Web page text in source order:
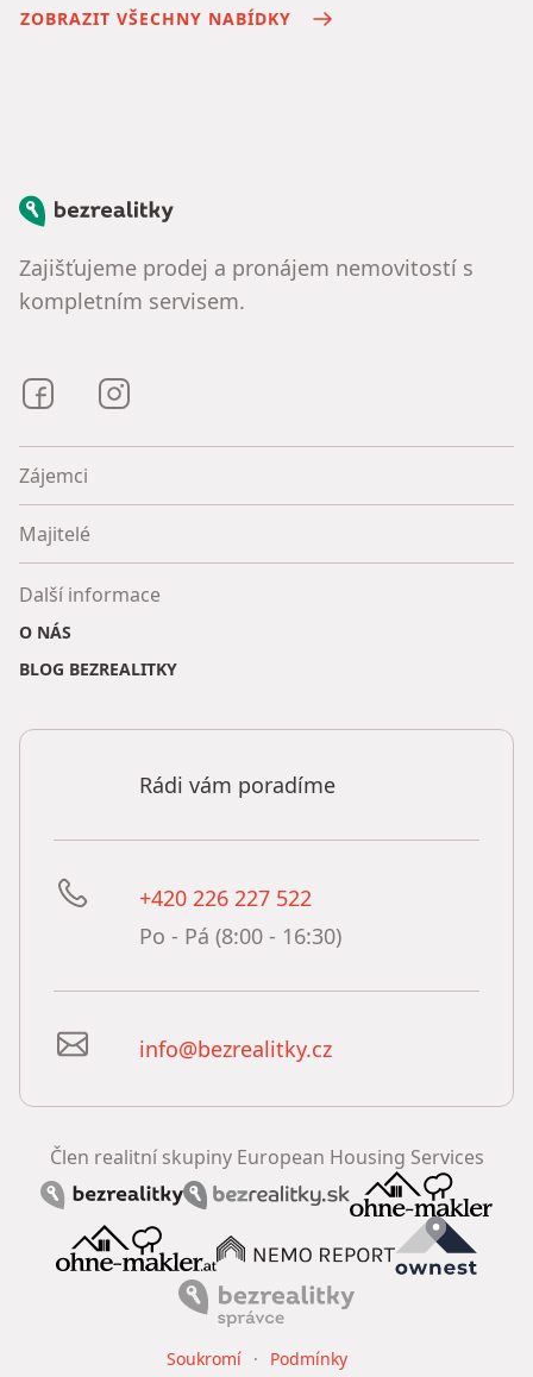
ZOBRAZIT VŠECHNY NABÍDKY
Bezrealitky
Zajišťujeme prodej a pronájem nemovitostí s
kompletním servisem.
Bezrealitky na Facebooku
Zájemci
Majitelé
Další informace
O NÁS
BLOG BEZREALITKY
Rádi vám poradíme
+420 226 227 522
Po - Pá (8:00 - 16:30)
info@bezrealitky.cz
Člen realitní skupiny European Housing Services
Soukromí Podmínky